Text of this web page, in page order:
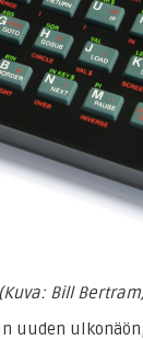
Bill
uuden